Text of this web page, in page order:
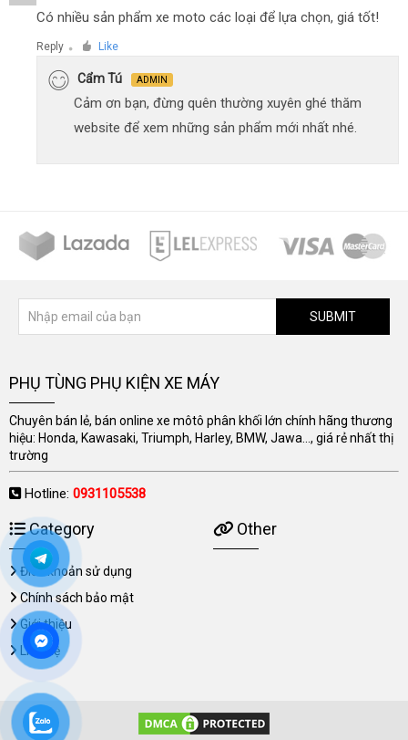
Có nhiều sản phẩm xe moto các loại để lựa chọn, giá tốt!
Reply ● Like
Cẩm Tú ADMIN
Cảm ơn bạn, đừng quên thường xuyên ghé thăm
website để xem những sản phẩm mới nhất nhé.
SUBMIT
PHỤ TÙNG PHỤ KIỆN XE MÁY
Chuyên bán lẻ, bán online xe môtô phân khối lớn chính hãng thương
hiệu: Honda, Kawasaki, Triumph, Harley, BMW, Jawa..., giá rẻ nhất thị
trường
Hotline: 0931105538
Category
Điều khoản sử dụng
Chính sách bảo mật
Giới thiệu
Liên hệ
Other